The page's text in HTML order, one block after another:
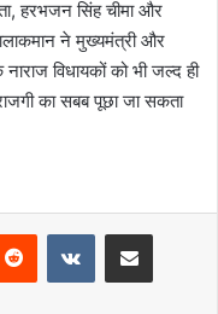
हरभजन सिंह चीमा और
ने मुख्यमंत्री और
विधायकों को भी जल्द ही
का सबब पूछा जा सकता
Reddit VKontakteShare via Email